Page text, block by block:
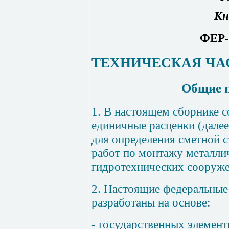
ТЕХНИЧЕСКАЯ
Общие
1. В настоящем сборнике
единичные расценки
для определения сметной
работ по монтажу
гидротехнических
2. Настоящие
разработаны на основе:
- государственных